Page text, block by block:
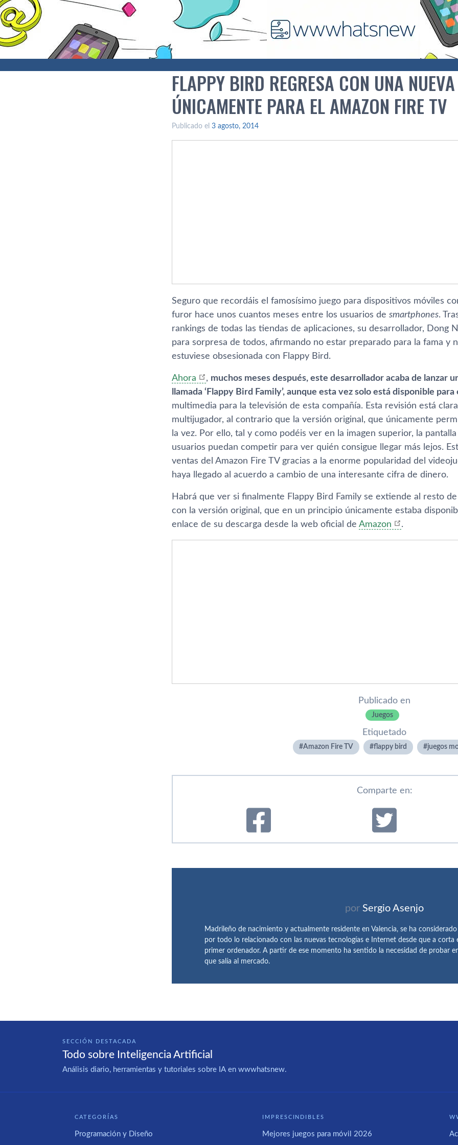
FLAPPY BIRD REGRESA CON UNA
ÚNICAMENTE PARA EL AMAZON FIRE TV
Publicado el 3 agosto, 2014
Seguro que recordáis el famosí­simo juego para dispositivos móviles
furor hace unos cuantos meses entre los usuarios de smartphones.
rankings de todas las tiendas de aplicaciones, su desarrollador, Dong
para sorpresa de todos, afirmando no estar preparado para la fama y
estuviese obsesionada con Flappy Bird.
Ahora , muchos meses después, este desarrollador acaba de lanzar
llamada ‘Flappy Bird Family’, aunque esta vez solo está disponible para
multimedia para la televisión de esta compañí­a. Esta revisión está
multijugador, al contrario que la versión original, que únicamente
la vez. Por ello, tal y como podéis ver en la imagen superior, la
usuarios puedan competir para ver quién consigue llegar más lejos.
ventas del Amazon Fire TV gracias a la enorme popularidad del
haya llegado al acuerdo a cambio de una interesante cifra de dinero.
Habrá que ver si finalmente Flappy Bird Family se extiende al resto
con la versión original, que en un principio únicamente estaba
enlace de su descarga desde la web oficial de Amazon .
Publicado en
Juegos
Etiquetado
Amazon Fire TV flappy bird juegos
Comparte en:
por Sergio Asenjo
Madrileño de nacimiento y actualmente residente en Valencia, se ha
por todo lo relacionado con las nuevas tecnologías e Internet desde que a corta
primer ordenador. A partir de ese momento ha sentido la necesidad de probar
que salía al mercado.
SECCIÓN DESTACADA
Todo sobre Inteligencia Artificial
Análisis diario, herramientas y tutoriales sobre IA en wwwhatsnew.
CATEGORÍAS
Programación y Diseño
IMPRESCINDIBLES
Mejores juegos para móvil 2026